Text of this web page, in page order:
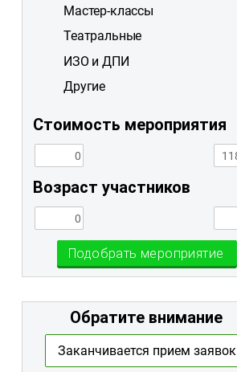
Мастер-классы
Театральные
ИЗО и ДПИ
Другие
Стоимость мероприятия
Возраст участников
Подобрать мероприятие
Обратите внимание
Заканчивается прием заявок